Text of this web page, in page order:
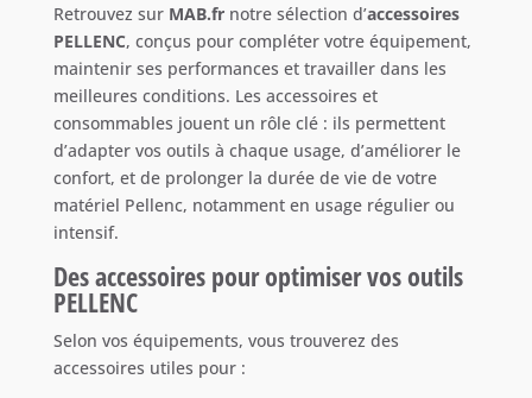
Retrouvez sur MAB.frnotre sélection d’accessoires
PELLENC, conçus pour compléter votre équipement,
maintenir ses performances et travailler dans les
meilleures conditions. Les accessoires et
consommables jouent un rôle clé : ils permettent
d’adapter vos outils à chaque usage, d’améliorer le
confort, et de prolonger la durée de vie de votre
matériel Pellenc, notamment en usage régulier ou
intensif.
Des accessoires pour optimiser vos outils
PELLENC
Selon vos équipements, vous trouverez des
accessoires utiles pour :